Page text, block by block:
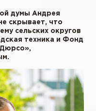
думы Андрея
скрывает, что
сельских округов
техника и Фонд